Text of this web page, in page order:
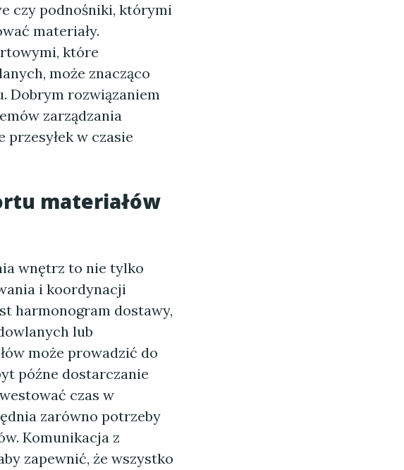
czy podnośniki, którymi
materiały.
które
może znacząco
Dobrym rozwiązaniem
zarządzania
w czasie
materiałów
wnętrz to nie tylko
i koordynacji
harmonogram dostawy,
lub
może prowadzić do
późne dostarczanie
czas w
zarówno potrzeby
Komunikacja z
zapewnić, że wszystko